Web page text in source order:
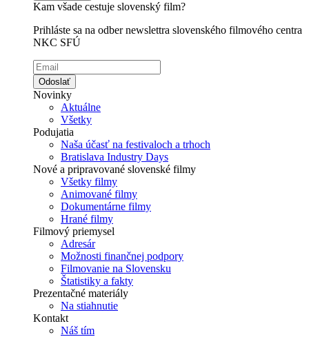
Kam všade cestuje slovenský film?
Prihláste sa na odber newslettra slovenského filmového centra
NKC SFÚ
Odoslať
Novinky
Aktuálne
Všetky
Podujatia
Naša účasť na festivaloch a trhoch
Bratislava Industry Days
Nové a pripravované slovenské filmy
Všetky filmy
Animované filmy
Dokumentárne filmy
Hrané filmy
Filmový priemysel
Adresár
Možnosti finančnej podpory
Filmovanie na Slovensku
Štatistiky a fakty
Prezentačné materiály
Na stiahnutie
Kontakt
Náš tím